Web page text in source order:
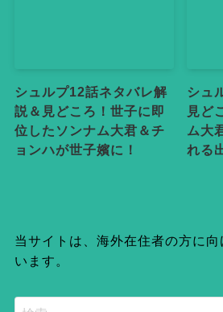
シュルプ12話ネタバレ解
説＆見どころ！世子に即
位したソンナム大君＆チ
ョンハが世子嬪に！
シュ
見ど
ム大
れる
当サイトは、海外在住者の方に
います。